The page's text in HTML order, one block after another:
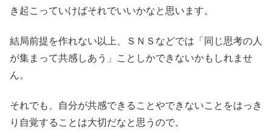
き起こっていけばそれでいいかなと思います。
結局前提を作れない以上、ＳＮＳなどでは「同じ思考の人
が集まって共感しあう」ことしかできないかもしれませ
ん。
それでも、自分が共感できることやできないことをはっき
り自覚することは大切だなと思うので。